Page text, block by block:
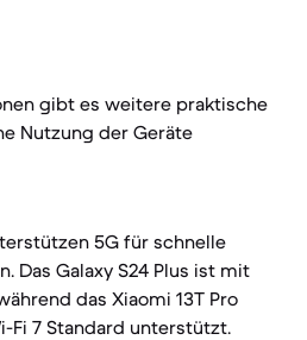
gibt es weitere praktische
Nutzung der Geräte
5G für schnelle
Das Galaxy S24 Plus ist mit
das Xiaomi 13T Pro
Fi 7 Standard unterstützt.